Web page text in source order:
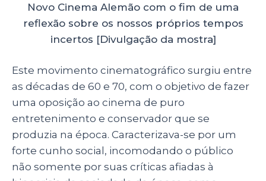
Novo Cinema Alemão com o fim de uma
reflexão sobre os nossos próprios tempos
incertos [Divulgação da mostra]
Este movimento cinematográfico surgiu entre
as décadas de 60 e 70, com o objetivo de fazer
uma oposição ao cinema de puro
entretenimento e conservador que se
produzia na época. Caracterizava-se por um
forte cunho social, incomodando o público
não somente por suas críticas afiadas à